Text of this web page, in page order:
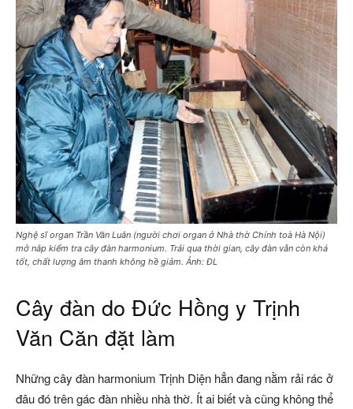
Nghệ sĩ organ Trần Văn Luân (người chơi organ ở Nhà thờ Chính toà Hà Nội)
mở nắp kiểm tra cây đàn harmonium. Trải qua thời gian, cây đàn vẫn còn khá
tốt, chất lượng âm thanh không hề giảm. Ảnh: ĐL
Cây đàn do Đức Hồng y Trịnh
Văn Căn đặt làm
Những cây đàn harmonium Trịnh Diện hẳn đang nằm rải rác ở
đâu đó trên gác đàn nhiều nhà thờ. Ít ai biết và cũng không thể